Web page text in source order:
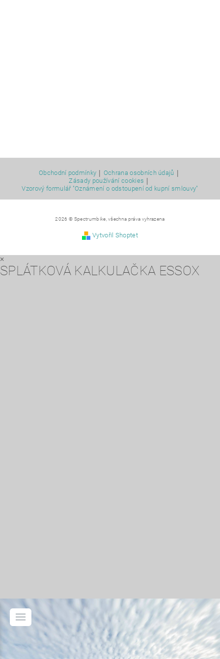
Obchodní podmínky Ochrana osobních údajů
Zásady používání cookies
Vzorový formulář "Oznámení o odstoupení od kupní smlouvy"
2026 © Spectrumbike, všechna práva vyhrazena
Vytvořil Shoptet
×
SPLÁTKOVÁ KALKULAČKA ESSOX